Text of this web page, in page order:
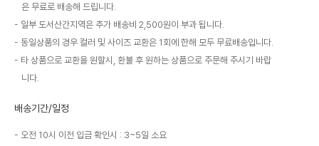
은 무료로 배송해 드립니다.
일부 도서산간지역은 추가 배송비 2,500원이 부과 됩니다.
동일상품의 경우 컬러 및 사이즈 교환은 1회에 한해 모두 무료배송입니다.
타 상품으로 교환을 원할시, 환불 후 원하는 상품으로 주문해 주시기 바랍
니다.
배송기간/일정
오전 10시 이전 입금 확인시 : 3~5일 소요